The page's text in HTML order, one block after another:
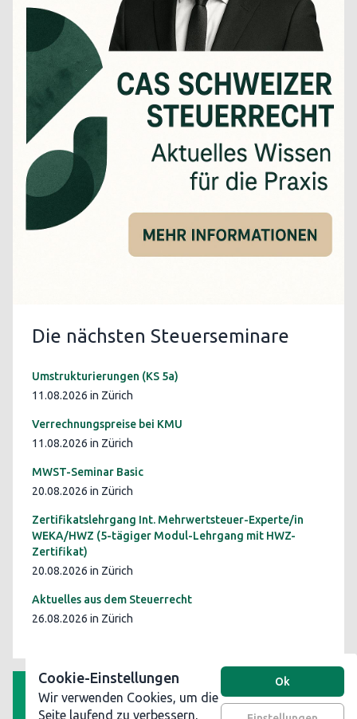
Die nächsten Steuerseminare
Umstrukturierungen (KS 5a)
11.08.2026 in Zürich
Verrechnungspreise bei KMU
11.08.2026 in Zürich
MWST-Seminar Basic
20.08.2026 in Zürich
Zertifikatslehrgang Int. Mehrwertsteuer-Experte/in
WEKA/HWZ (5-tägiger Modul-Lehrgang mit HWZ-
Zertifikat)
20.08.2026 in Zürich
Aktuelles aus dem Steuerrecht
26.08.2026 in Zürich
AGB
Cookie-Einstellungen
Wir verwenden Cookies, um die
Seite laufend zu verbessern,
Ok